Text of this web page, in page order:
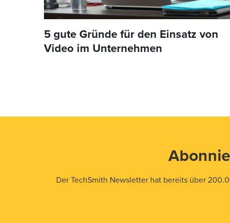
5 gute Gründe für den Einsatz von
Video im Unternehmen
Der TechSmith Newsletter hat bereits über